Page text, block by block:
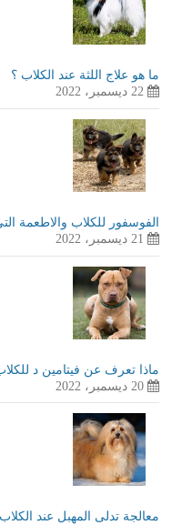
ما هو علاج اللثة عند الكلاب ؟
22 ديسمبر، 2022
الفوسفور للكلاب والاطعمة
21 ديسمبر، 2022
ماذا تعرف عن فيتامين د
20 ديسمبر، 2022
معالجة تدلى المهبل عند الكلاب